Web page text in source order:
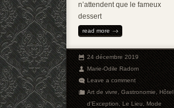
n’attendent que le fameux
dessert
read more
24 décembre 2019
Marie-Odile Radom
Leave a comment
Art de vivre,Gastronomie,Hôtel
d'Exception,Le Lieu,Mode